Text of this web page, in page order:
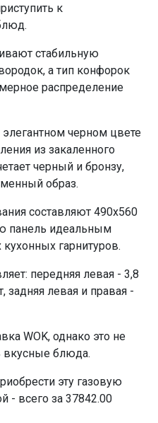
к
стабильную
а тип конфорок
распределение
черном цвете
из закаленного
черный и бронзу,
образ.
составляют 490х560
панель идеальным
гарнитуров.
передняя левая - 3,8
задняя левая и правая -
WOK, однако это не
вкусные блюда.
эту газовую
- всего за 37842.00